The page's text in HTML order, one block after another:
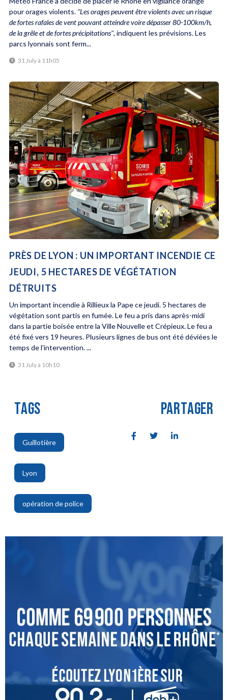
pour orages violents. "Les orages peuvent être violents avec un risque
de fortes rafales de vent pouvant atteindre voire dépasser 80-100km/h,
de la grêle et de fortes précipitations", indiquent les prévisions. Les
parcs lyonnais sont ferm...
31 July à 11h05
PRÈS DE LYON : UN IMPORTANT INCENDIE CE
JEUDI, 5 HECTARES DE VÉGÉTATION
DÉTRUITS
Un important incendie à Rillieux la Pape ce jeudi. 5 hectares de
végétation sont partis en fumée. Le feu a pris dans après-midi
dans la partie boisée entre la Ville Nouvelle et Crépieux. Le feu a
été fixé vers 19 heures. Plusieurs lignes de bus ont été déviées le
temps de l'intervention. ...
31 July à 10h10
TAGS
Guillotière
,
Lyon
,
opération de police
PARTAGER